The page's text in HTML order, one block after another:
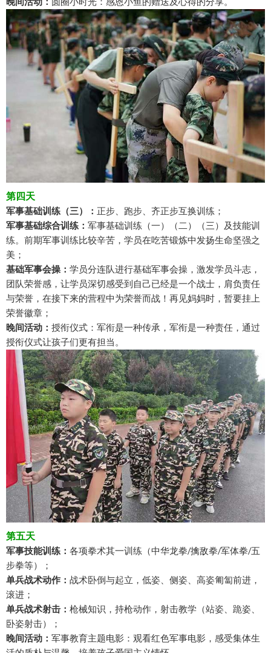
第四天
军事基础训练（三）： 正步、跑步、齐正步互换训练；
军事基础综合训练： 军事基础训练（一）（二）（三）及技能训
练。前期军事训练比较辛苦，学员在吃苦锻炼中发扬生命坚强之
美；
基础军事会操： 学员分连队进行基础军事会操，激发学员斗志，
团队荣誉感，让学员深切感受到自己已经是一个战士，肩负责任
与荣誉，在接下来的营程中为荣誉而战！再见妈妈时，暂要挂上
荣誉徽章；
晚间活动： 授衔仪式：军衔是一种传承，军衔是一种责任，通过
授衔仪式让孩子们更有担当。
第五天
军事技能训练： 各项拳术其一训练（中华龙拳/擒敌拳/军体拳/五
步拳等）；
单兵战术动作： 战术卧倒与起立，低姿、侧姿、高姿匍匐前进，
滚进；
单兵战术射击： 枪械知识，持枪动作，射击教学（站姿、跪姿、
卧姿射击）；
晚间活动： 军事教育主题电影：观看红色军事电影，感受集体生